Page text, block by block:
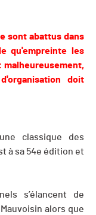
sont abattus dans
qu'empreinte les
doit
classique des
à sa 54e édition et
s’élancent de
alors que